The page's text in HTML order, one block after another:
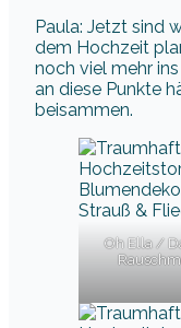
Paula: Jetzt sind
dem Hochzeit
noch viel mehr
an diese Punkte
beisammen.
Oh Ella /